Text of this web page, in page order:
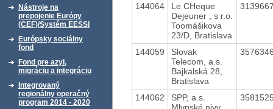
Nástroje na
prepojenie Európy
(CEF)/Systém EESSI
Európsky sociálny
fond
Fond pre azyl,
migráciu a integráciu
Integrovaný
regionálny operačný
program 2014 - 2020
144064
Le CHeque
Dejeuner , s r.o.
Toomášikova
23/D, Bratislava
144059
Slovak
Telecom, a.s.
Bajkalská 28,
Bratislava
144062
SPP, a.s.